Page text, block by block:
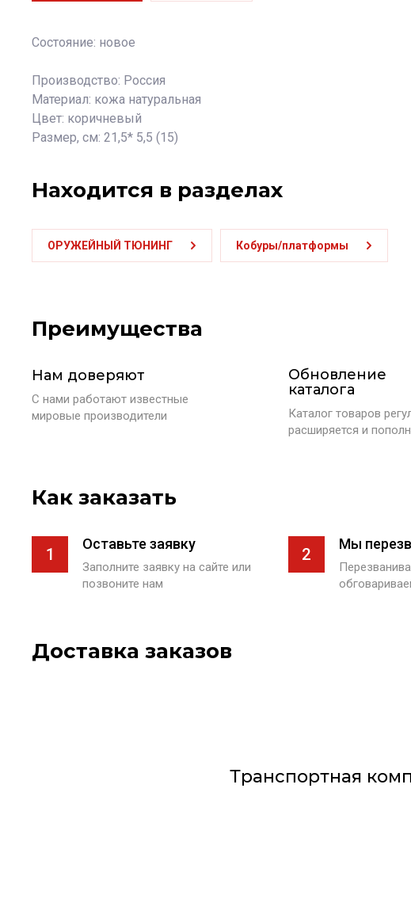
Состояние: новое
Производство: Россия
Материал: кожа натуральная
Цвет: коричневый
Размер, см: 21,5* 5,5 (15)
Находится в разделах
ОРУЖЕЙНЫЙ ТЮНИНГ Кобуры/платформы
Преимущества
Нам доверяют
С нами работают известные
мировые производители
Обновление
каталога
Каталог товаров
расширяется и
Как заказать
1
Оставьте заявку
Заполните заявку на сайте или
позвоните нам
2
Мы
Доставка заказов
Транспортная